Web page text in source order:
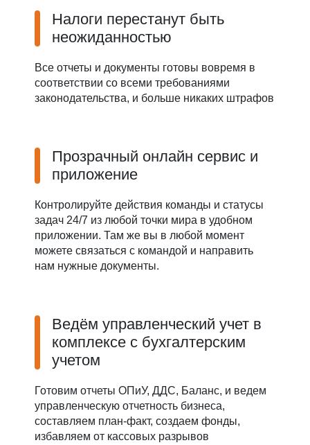
Налоги перестанут быть
неожиданностью
Все отчеты и документы готовы вовремя в
соответствии со всеми требованиями
законодательства, и больше никаких штрафов
Прозрачный онлайн сервис и
приложение
Контролируйте действия команды и статусы
задач 24/7 из любой точки мира в удобном
приложении. Там же вы в любой момент
можете связаться с командой и направить
нам нужные документы.
Ведём управленческий учет в
комплексе с бухгалтерским
учетом
Готовим отчеты ОПиУ, ДДС, Баланс, и ведем
управленческую отчетность бизнеса,
составляем план-факт, создаем фонды,
избавляем от кассовых разрывов